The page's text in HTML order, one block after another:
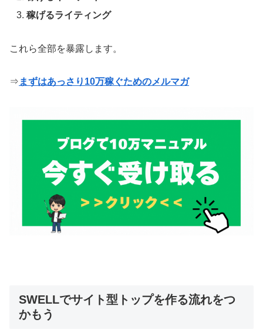
稼げるライティング
これら全部を暴露します。
⇒ まずはあっさり10万稼ぐためのメルマガ
SWELLでサイト型トップを作る流れをつ
かもう